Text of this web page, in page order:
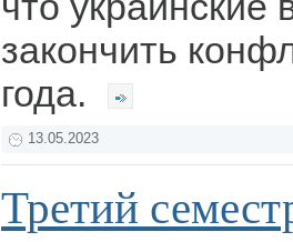
закончить
года.
13.05.2023
Третий